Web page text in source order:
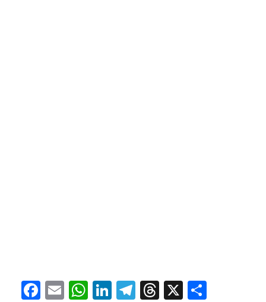
Facebook
EmailWhatsApp
LinkedIn
Telegram
Threads
X